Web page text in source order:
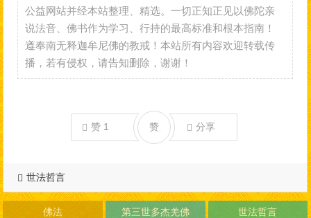
公益网站并经本站整理、精选。一切正知正见以佛陀亲
说法音、佛书作为学习、行持的最高标准和根本指南！
遵奉南无释迦牟尼佛的教戒！本站所有内容欢迎转载传
播，若有侵权，请告知删除，谢谢！
赞 1 分享
赞
世法哲言
佛法 第三世多杰羌佛 世法哲言